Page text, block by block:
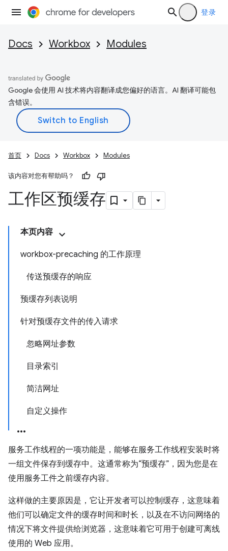
登录
Docs Workbox Modules
Google 会使用 AI 技术将内容翻译成您偏好的语言。AI 翻译可能包
含错误。
首页 Docs Workbox Modules
该内容对您有帮助吗？
工作区预缓存
本页内容
workbox-precaching 的工作原理
传送预缓存的响应
预缓存列表说明
针对预缓存文件的传入请求
忽略网址参数
目录索引
简洁网址
自定义操作
服务工作线程的一项功能是，能够在服务工作线程安装时将
一组文件保存到缓存中。这通常称为“预缓存”，因为您是在
使用服务工件之前缓存内容。
这样做的主要原因是，它让开发者可以控制缓存，这意味着
他们可以确定文件的缓存时间和时长，以及在不访问网络的
情况下将文件提供给浏览器，这意味着它可用于创建可离线
使用的 Web 应用。